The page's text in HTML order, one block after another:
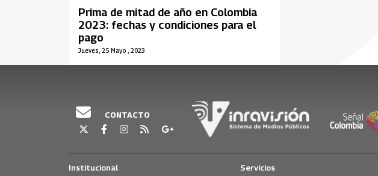
Jueves, 25 Mayo , 2023
Prima de mitad de año en Colombia
2023: fechas y condiciones para el
pago
CONTACTO
Institucional Servicios